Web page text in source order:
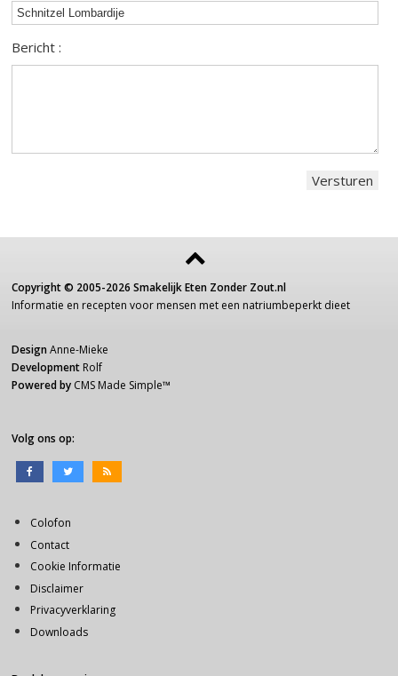
Bericht :
Copyright © 2005-2026 Smakelijk Eten Zonder Zout.nl
Informatie en recepten voor mensen met een natriumbeperkt dieet
Design Anne-Mieke
Development Rolf
Powered by CMS Made Simple™
Volg ons op:
Colofon
Contact
Cookie Informatie
Disclaimer
Privacyverklaring
Downloads